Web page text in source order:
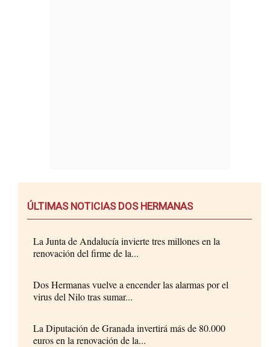
ÚLTIMAS NOTICIAS DOS HERMANAS
La Junta de Andalucía invierte tres millones en la
renovación del firme de la...
Dos Hermanas vuelve a encender las alarmas por el
virus del Nilo tras sumar...
La Diputación de Granada invertirá más de 80.000
euros en la renovación de la...